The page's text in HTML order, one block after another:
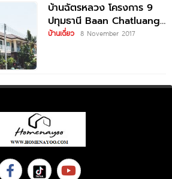
บ้านฉัตรหลวง โครงการ 9
ปทุมธานี Baan Chatluang
9
บ้านเดี่ยว 8 November 2017